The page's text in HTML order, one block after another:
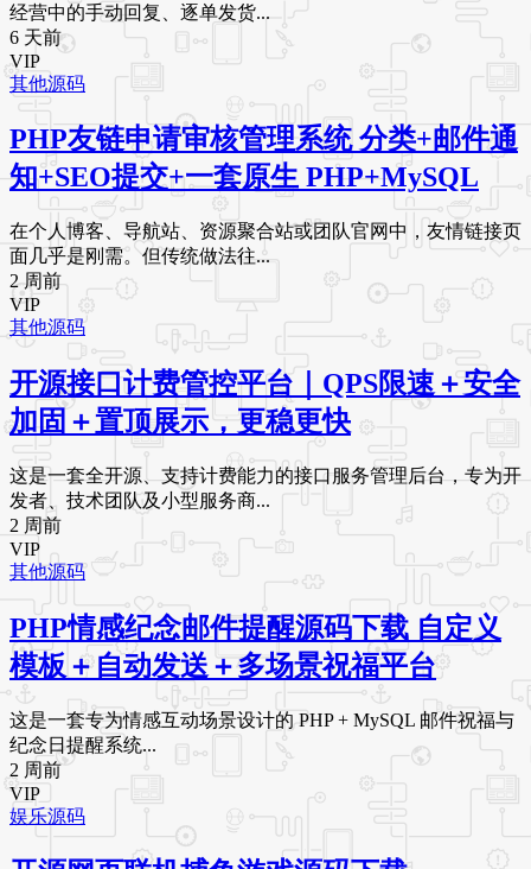
经营中的手动回复、逐单发货...
6 天前
VIP
其他源码
PHP友链申请审核管理系统 分类+邮件通
知+SEO提交+一套原生 PHP+MySQL
在个人博客、导航站、资源聚合站或团队官网中，友情链接页
面几乎是刚需。但传统做法往...
2 周前
VIP
其他源码
开源接口计费管控平台｜QPS限速＋安全
加固＋置顶展示，更稳更快
这是一套全开源、支持计费能力的接口服务管理后台，专为开
发者、技术团队及小型服务商...
2 周前
VIP
其他源码
PHP情感纪念邮件提醒源码下载 自定义
模板＋自动发送＋多场景祝福平台
这是一套专为情感互动场景设计的 PHP + MySQL 邮件祝福与
纪念日提醒系统...
2 周前
VIP
娱乐源码